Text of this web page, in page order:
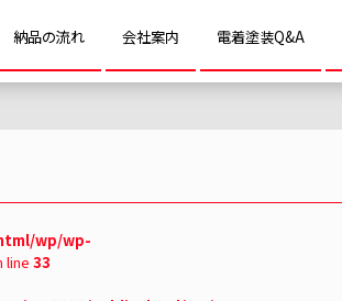
納品の流れ 会社案内 電着塗装Q&A
wp/wp-
line 33